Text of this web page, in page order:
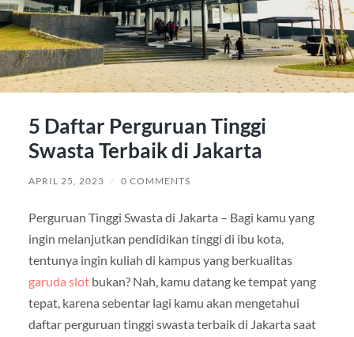
5 Daftar Perguruan Tinggi
Swasta Terbaik di Jakarta
APRIL 25, 2023 / 0 COMMENTS
Perguruan Tinggi Swasta di Jakarta – Bagi kamu yang
ingin melanjutkan pendidikan tinggi di ibu kota,
tentunya ingin kuliah di kampus yang berkualitas
garuda slotbukan? Nah, kamu datang ke tempat yang
tepat, karena sebentar lagi kamu akan mengetahui
daftar perguruan tinggi swasta terbaik di Jakarta saat